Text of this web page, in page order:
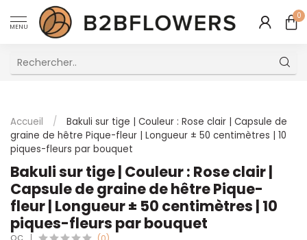
MENU
0
Accueil /
Bakuli sur tige | Couleur : Rose clair | Capsule de
graine de hêtre Pique-fleur | Longueur ± 50 centimètres | 10
piques-fleurs par bouquet
Bakuli sur tige | Couleur : Rose clair |
Capsule de graine de hêtre Pique-
fleur | Longueur ± 50 centimètres | 10
piques-fleurs par bouquet